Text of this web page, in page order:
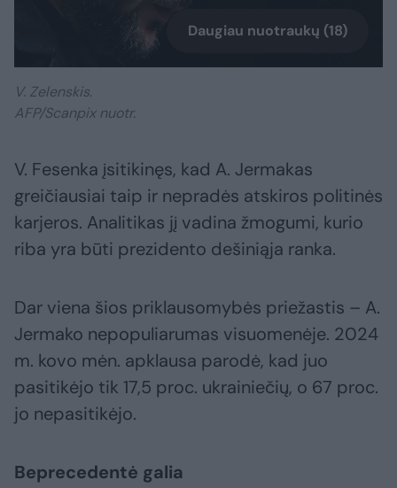
Daugiau nuotraukų (18)
V. Zelenskis.
AFP/Scanpix nuotr.
V. Fesenka įsitikinęs, kad A. Jermakas
greičiausiai taip ir nepradės atskiros politinės
karjeros. Analitikas jį vadina žmogumi, kurio
riba yra būti prezidento dešiniąja ranka.
Dar viena šios priklausomybės priežastis – A.
Jermako nepopuliarumas visuomenėje. 2024
m. kovo mėn. apklausa parodė, kad juo
pasitikėjo tik 17,5 proc. ukrainiečių, o 67 proc.
jo nepasitikėjo.
Beprecedentė galia